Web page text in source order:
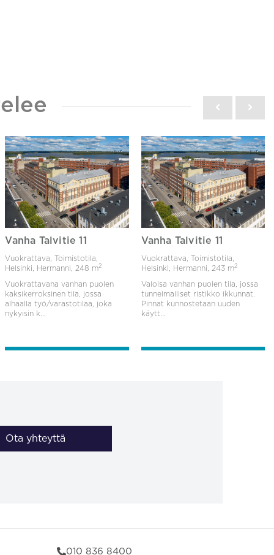
Vanha Talvitie 11
Vuokrattava, Toimistotila,
Helsinki, Hermanni, 248 m2
Vuokrattavana vanhan puolen
kaksikerroksinen tila, jossa
alhaalla työ/varastotilaa, joka
nykyisin k...
Vanha Talvitie 11
Vuokrattava, Toimistotila,
Helsinki, Hermanni,
243 m2
Valoisa vanhan puolen tila, jossa
tunnelmalliset ristikko ikkunnat.
Pinnat kunnostetaan uuden
käytt...
Ota yhteyttä
010 836 8400